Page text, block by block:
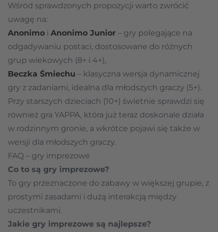
Wśród sprawdzonych propozycji warto zwrócić
uwagę na:
Anonimo i Anonimo Junior – gry polegające na
odgadywaniu postaci, dostosowane do różnych
grup wiekowych (8+ i 4+),
Beczka Śmiechu – klasyczna wersja dynamicznej
gry z zadaniami, idealna dla młodszych graczy (5+).
Przy starszych dzieciach (10+) świetnie sprawdzi się
również gra YAPPA, która już teraz doskonale działa
w rodzinnym gronie, a wkrótce pojawi się także w
wersji dla młodszych graczy.
FAQ – gry imprezowe
Co to są gry imprezowe?
To gry przeznaczone do zabawy w większej grupie, z
prostymi zasadami i dużą interakcją między
uczestnikami.
Jakie gry imprezowe są najlepsze?